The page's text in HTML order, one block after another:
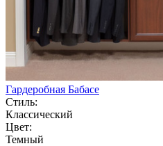
Гардеробная Бабасе
Стиль:
Классический
Цвет:
Темный